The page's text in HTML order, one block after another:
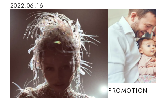
2022.06.16
PROMOTION